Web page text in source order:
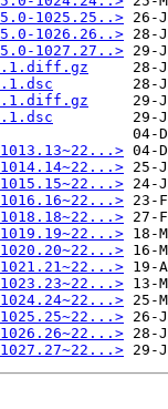
1025.25..>
1026.26..>
1027.27..>